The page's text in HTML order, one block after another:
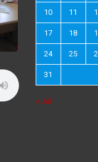
10 11
17 18
24 25
31
« Jul